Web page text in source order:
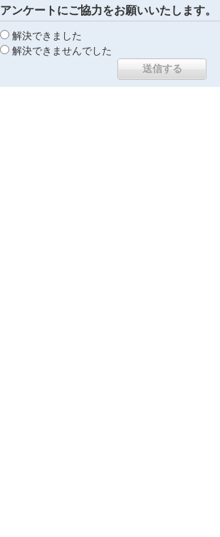
アンケートにご協力をお願いいたします。
解決できました
解決できませんでした